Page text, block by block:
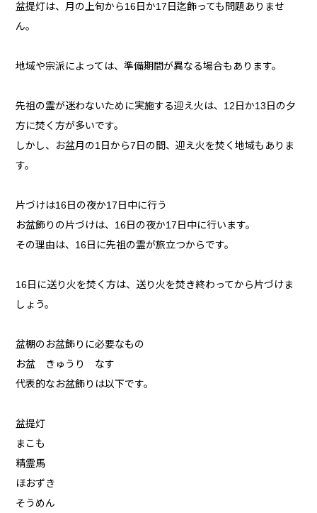
盆提灯は、月の上旬から16日か17日迄飾っても問題ありませ
ん。
地域や宗派によっては、準備期間が異なる場合もあります。
先祖の霊が迷わないために実施する迎え火は、12日か13日の夕
方に焚く方が多いです。
しかし、お盆月の1日から7日の間、迎え火を焚く地域もありま
す。
片づけは16日の夜か17日中に行う
お盆飾りの片づけは、16日の夜か17日中に行います。
その理由は、16日に先祖の霊が旅立つからです。
16日に送り火を焚く方は、送り火を焚き終わってから片づけま
しょう。
盆棚のお盆飾りに必要なもの
お盆 きゅうり なす
代表的なお盆飾りは以下です。
盆提灯
まこも
精霊馬
ほおずき
そうめん